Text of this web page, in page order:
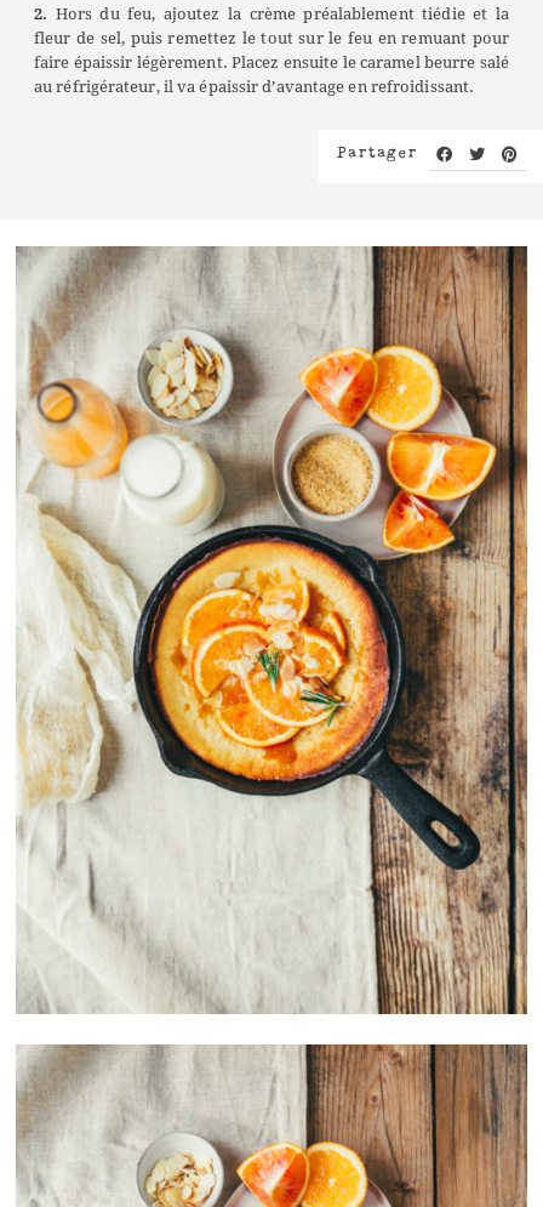
2. Hors du feu, ajoutez la crème préalablement tiédie et la
fleur de sel, puis remettez le tout sur le feu en remuant pour
faire épaissir légèrement. Placez ensuite le caramel beurre salé
au réfrigérateur, il va épaissir d’avantage en refroidissant.
Partager